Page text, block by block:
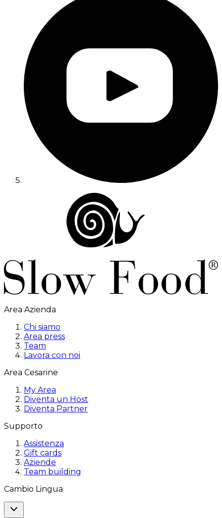
Area Azienda
Chi siamo
Area press
Team
Lavora con noi
Area Cesarine
My Area
Diventa un Host
Diventa Partner
Supporto
Assistenza
Gift cards
Aziende
Team building
Cambio Lingua